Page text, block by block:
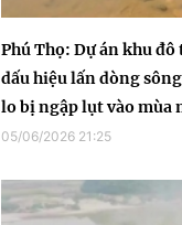
Phú Thọ: Dự án khu đô
dấu hiệu lấn dòng
lo bị ngập lụt vào mùa
05/06/2026 21:25